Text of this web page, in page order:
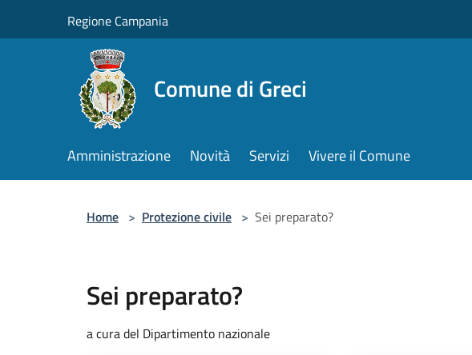
Regione Campania
Comune di Greci
Amministrazione Novità Servizi Vivere il Comune
Home > Protezione civile > Sei preparato?
Sei preparato?
a cura del Dipartimento nazionale